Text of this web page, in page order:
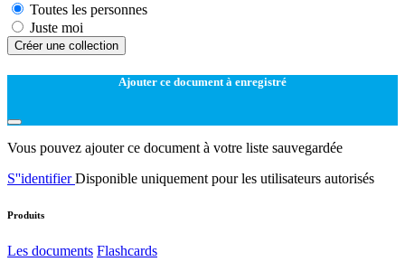
Toutes les personnes
Juste moi
Créer une collection
Ajouter ce document à enregistré
Vous pouvez ajouter ce document à votre liste sauvegardée
S''identifierDisponible uniquement pour les utilisateurs autorisés
Produits
Les documents Flashcards